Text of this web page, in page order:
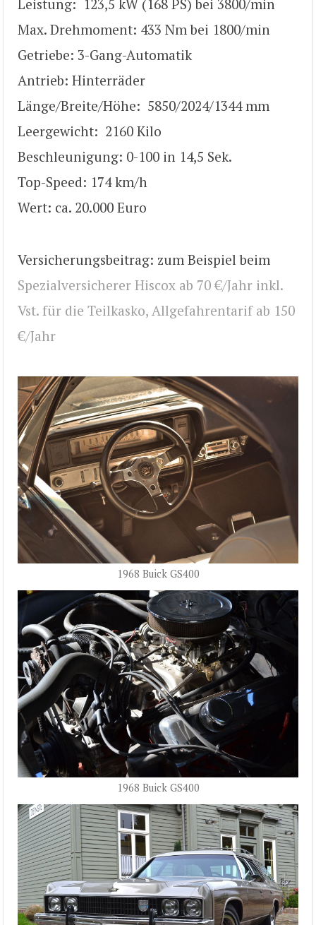
Leistung: 123,5 kW (168 PS) bei 3800/min
Max. Drehmoment: 433 Nm bei 1800/min
Getriebe: 3-Gang-Automatik
Antrieb: Hinterräder
Länge/Breite/Höhe: 5850/2024/1344 mm
Leergewicht: 2160 Kilo
Beschleunigung: 0-100 in 14,5 Sek.
Top-Speed: 174 km/h
Wert: ca. 20.000 Euro
Versicherungsbeitrag: zum Beispiel beim
Spezialversicherer Hiscox ab 70 €/Jahr inkl.
Vst. für die Teilkasko, Allgefahrentarif ab 150
€/Jahr
1968 Buick GS400
1968 Buick GS400